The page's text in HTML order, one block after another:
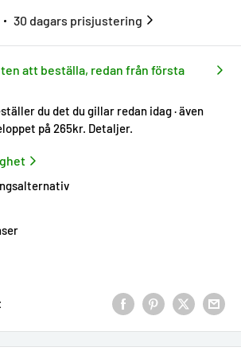
30 dagars prisjustering
att beställa, redan från första
du det du gillar redan idag · även
på 265kr. Detaljer.